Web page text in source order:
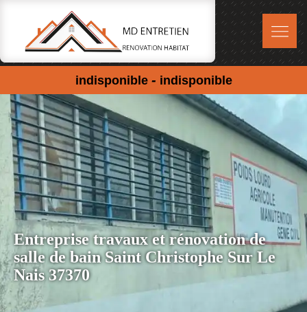
indisponible - indisponible
Entreprise travaux et rénovation de
salle de bain Saint Christophe Sur Le
Nais 37370